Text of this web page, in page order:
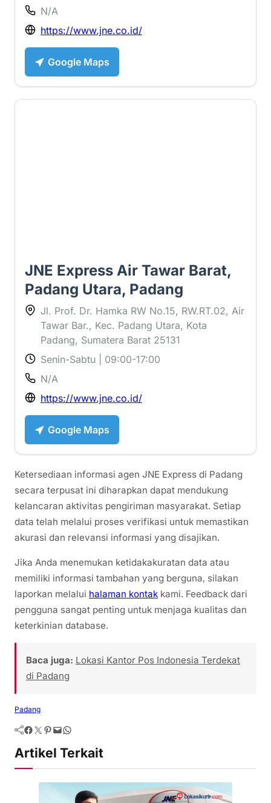
N/A
https://www.jne.co.id/
Google Maps
JNE Express Air Tawar Barat,
Padang Utara, Padang
Jl. Prof. Dr. Hamka RW No.15, RW.RT.02, Air
Tawar Bar., Kec. Padang Utara, Kota
Padang, Sumatera Barat 25131
Senin-Sabtu | 09:00-17:00
N/A
https://www.jne.co.id/
Google Maps
Ketersediaan informasi agen JNE Express di Padang
secara terpusat ini diharapkan dapat mendukung
kelancaran aktivitas pengiriman masyarakat. Setiap
data telah melalui proses verifikasi untuk memastikan
akurasi dan relevansi informasi yang disajikan.
Jika Anda menemukan ketidakakuratan data atau
memiliki informasi tambahan yang berguna, silakan
laporkan melalui halaman kontak kami. Feedback dari
pengguna sangat penting untuk menjaga kualitas dan
keterkinian database.
Baca juga: Lokasi Kantor Pos Indonesia Terdekat
di Padang
Padang
Artikel Terkait